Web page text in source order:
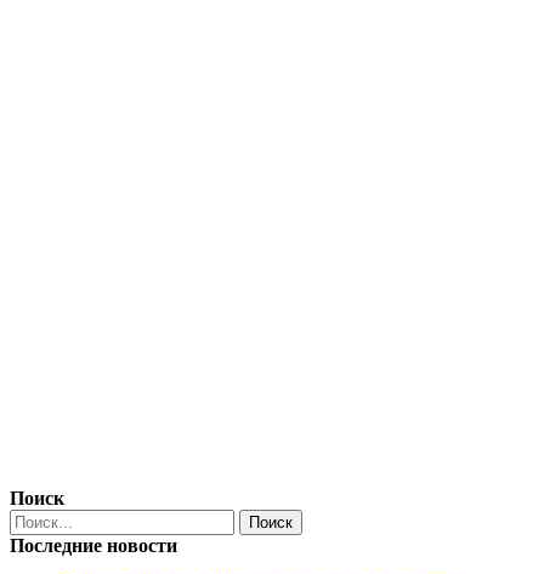
Поиск
Последние новости